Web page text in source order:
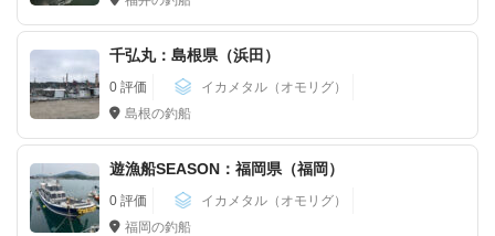
千弘丸：島根県（浜田）
0 評価
イカメタル（オモリグ）
島根の釣船
遊漁船SEASON：福岡県（福岡）
0 評価
イカメタル（オモリグ）
福岡の釣船